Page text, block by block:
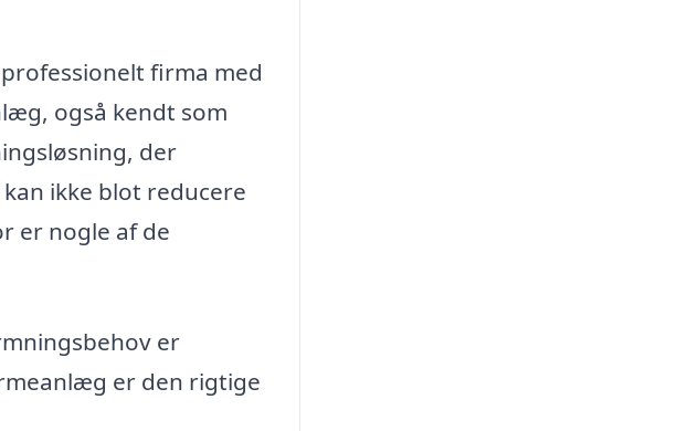
firma med
også kendt som
der
ikke blot reducere
er nogle af de
er
er den rigtige